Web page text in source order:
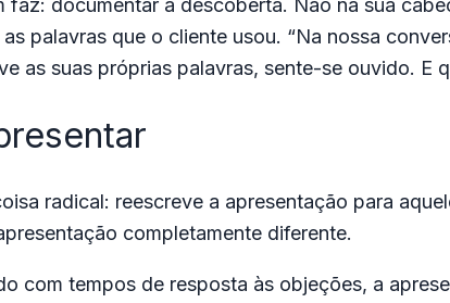
faz: documentar a descoberta. Não na sua
palavras que o cliente usou. “Na nossa
as suas próprias palavras, sente-se ouvido. E
radical: reescreve a apresentação para
completamente diferente.
com tempos de resposta às objeções, a